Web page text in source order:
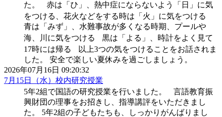
た。 赤は「ひ」、熱中症にならないよう「日」に気
をつける、花火などをする時は「火」に気をつける
青は「みず」、水難事故が多くなる時期、プールや
海、川に気をつける 黒は「よる」、時計をよく見て
17時には帰る 以上3つの気をつけることをお話されま
した。 安全で楽しい夏休みを過ごしましょう。
2026年07月16日 09:20:32
7月15日（水）校内研究授業
5年2組で国語の研究授業を行いました。 言語教育振
興財団の理事をお招きし、指導講評をいただきまし
た。 5年2組の子どもたちも、しっかりがんばりまし